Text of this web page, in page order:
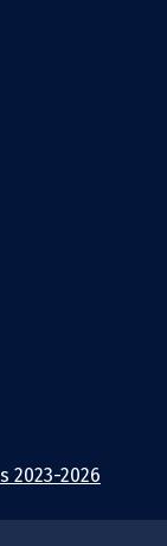
2023-2026